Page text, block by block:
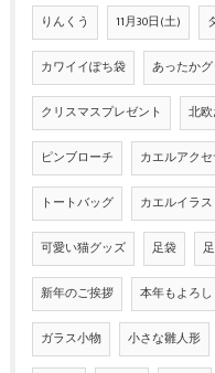
りんくう 11月30日(土)
カワイイぽち袋 あったか
クリスマスプレゼント 北
ピンブローチ カエルアク
トートバッグ カエルイラス
可愛い猫グッズ 足袋
新年のご挨拶 本年もよろし
ガラス小物 小さな雛人形